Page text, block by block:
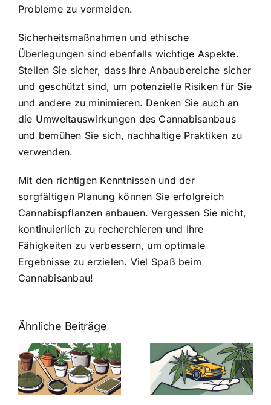
Probleme zu vermeiden.
Sicherheitsmaßnahmen und ethische
Überlegungen sind ebenfalls wichtige Aspekte.
Stellen Sie sicher, dass Ihre Anbaubereiche sicher
und geschützt sind, um potenzielle Risiken für Sie
und andere zu minimieren. Denken Sie auch an
die Umweltauswirkungen des Cannabisanbaus
und bemühen Sie sich, nachhaltige Praktiken zu
verwenden.
Mit den richtigen Kenntnissen und der
sorgfältigen Planung können Sie erfolgreich
Cannabispflanzen anbauen. Vergessen Sie nicht,
kontinuierlich zu recherchieren und Ihre
Fähigkeiten zu verbessern, um optimale
Ergebnisse zu erzielen. Viel Spaß beim
Cannabisanbau!
Ähnliche Beiträge
Neue THC-
Grenzwert-
Regelung:
Was Sie über
Cannabis und
Cannabis
Samen
kaufen: Alles
was Sie